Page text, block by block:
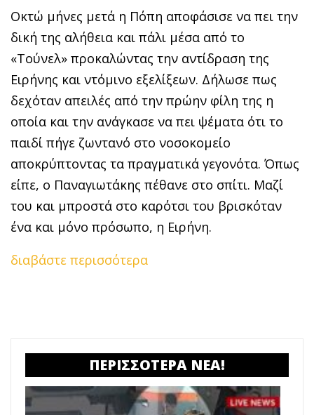
Οκτώ μήνες μετά η Πόπη αποφάσισε να πει την
δική της αλήθεια και πάλι μέσα από το
«Τούνελ» προκαλώντας την αντίδραση της
Ειρήνης και ντόμινο εξελίξεων. Δήλωσε πως
δεχόταν απειλές από την πρώην φίλη της η
οποία και την ανάγκασε να πει ψέματα ότι το
παιδί πήγε ζωντανό στο νοσοκομείο
αποκρύπτοντας τα πραγματικά γεγονότα. Όπως
είπε, ο Παναγιωτάκης πέθανε στο σπίτι. Μαζί
του και μπροστά στο καρότσι του βρισκόταν
ένα και μόνο πρόσωπο, η Ειρήνη.
διαβάστε περισσότερα
ΠΕΡΙΣΣΟΤΕΡΑ ΝΕΑ!